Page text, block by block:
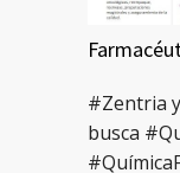
#Zentria
busca